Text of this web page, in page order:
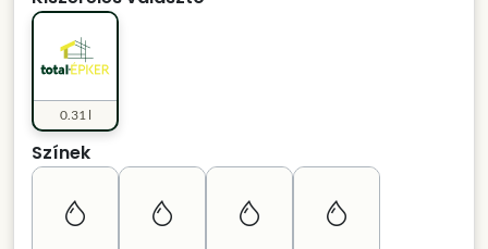
0.31 l
Színek